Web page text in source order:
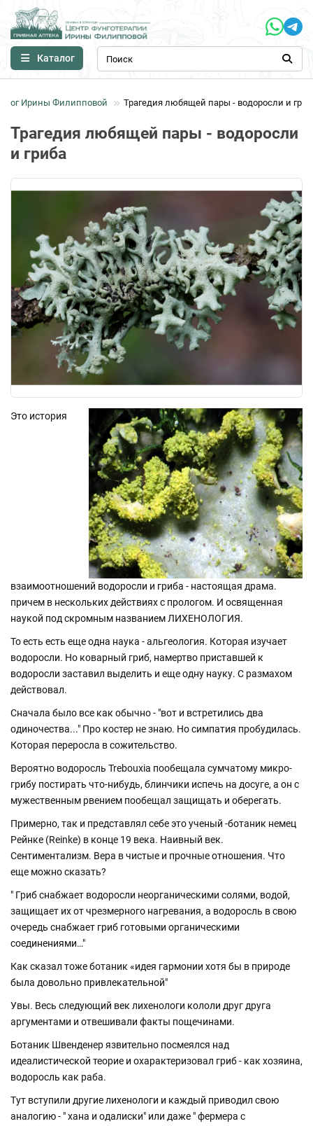
Каталог
Ирины Филипповой Трагедия любящей пары - водоросли и
Трагедия любящей пары - водоросли
и гриба
Это история
взаимоотношений водоросли и гриба - настоящая драма.
причем в нескольких действиях с прологом. И освященная
наукой под скромным названием ЛИХЕНОЛОГИЯ.
То есть есть еще одна наука - альгеология. Которая изучает
водоросли. Но коварный гриб, намертво приставшей к
водоросли заставил выделить и еще одну науку. С размахом
действовал.
Сначала было все как обычно - "вот и встретились два
одиночества..." Про костер не знаю. Но симпатия пробудилась.
Которая переросла в сожительство.
Вероятно водоросль Trebouxia пообещала сумчатому микро-
грибу постирать что-нибудь, блинчики испечь на досуге, а он с
мужественным рвением пообещал защищать и оберегать.
Примерно, так и представлял себе это ученый -ботаник немец
Рейнке (Reinke) в конце 19 века. Наивный век.
Сентиментализм. Вера в чистые и прочные отношения. Что
еще можно сказать?
" Гриб снабжает водоросли неорганическими солями, водой,
защищает их от чрезмерного нагревания, а водоросль в свою
очередь снабжает гриб готовыми органическими
соединениями…"
Как сказал тоже ботаник «идея гармонии хотя бы в природе
была довольно привлекательной"
Увы. Весь следующий век лихенологи кололи друг друга
аргументами и отвешивали факты пощечинами.
Ботаник Швенденер язвительно посмеялся над
идеалистической теорие и охарактеризовал гриб - как хозяина,
водоросль как раба.
Тут вступили другие лихенологи и каждый приводил свою
аналогию - " хана и одалиски" или даже " фермера с